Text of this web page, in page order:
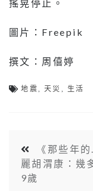
搖晃停止。
圖片：Freepik
撰文：周僖婷
地震,天災 , 生活
《那些年
麗胡渭康：幾
9歲